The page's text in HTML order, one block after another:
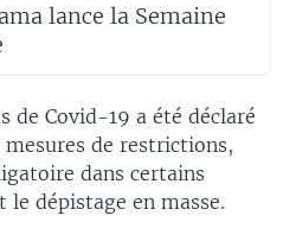
lance la Semaine
de Covid-19 a été déclaré
de restrictions,
dans certains
dépistage en masse.